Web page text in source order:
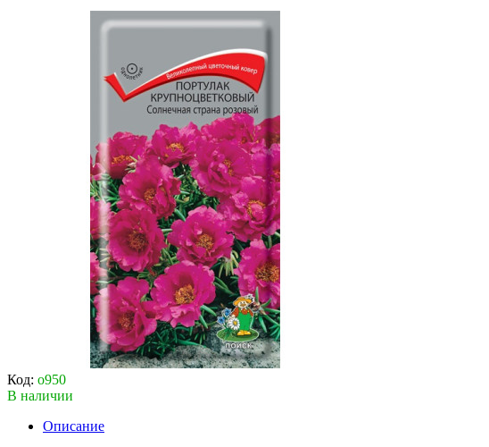
Код: о950
В наличии
Описание